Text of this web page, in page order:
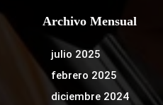
Archivo Mensual
julio 2025
febrero 2025
diciembre 2024